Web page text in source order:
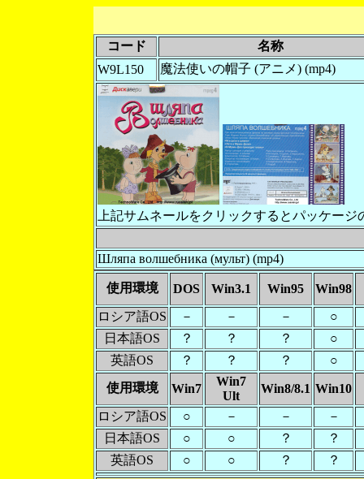
コード
名称
W9L150
魔法使いの帽子 (アニメ) (mp4)
上記サムネールをクリックするとパッケー
Шляпа волшебника (мульт) (mp4)
使用環境 DOS Win3.1 Win95
Win98
ロシア語OS
－ － －
○
日本語OS
？ ？ ？
○
英語OS
？ ？ ？
○
使用環境
Win7
Win7
Ult
Win8/8.1 Win10
ロシア語OS
○ － －
－
日本語OS
○ ○ ？
？
英語OS
○ ○ ？
？